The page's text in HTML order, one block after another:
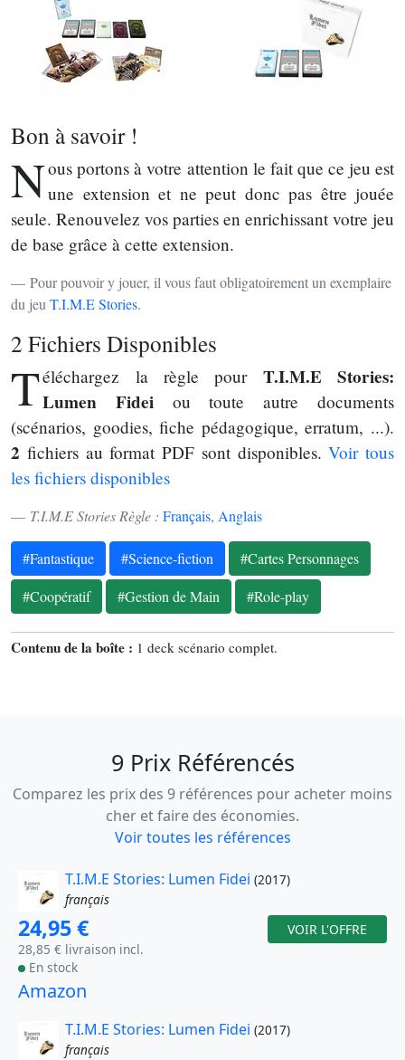
Bon à savoir !
Nous portons à votre attention le fait que ce jeu est
une extension et ne peut donc pas être jouée
seule. Renouvelez vos parties en enrichissant votre jeu
de base grâce à cette extension.
Pour pouvoir y jouer, il vous faut obligatoirement un exemplaire
du jeuT.I.M.E Stories.
2 Fichiers Disponibles
Téléchargez la règle pour T.I.M.E Stories:
Lumen Fideiou toute autre documents
(scénarios, goodies, fiche pédagogique, erratum, ...).
2 fichiers au format PDF sont disponibles.Voir tous
les fichiers disponibles
T.I.M.E Stories Règle : Français, Anglais
#Fantastique #Science-fiction
#Cartes Personnages
#Coopératif
#Gestion de Main #Role-play
Contenu de la boîte : 1 deck scénario complet.
9 Prix Référencés
Comparez les prix des 9 références pour acheter moins
cher et faire des économies.
Voir toutes les références
T.I.M.E Stories: Lumen Fidei (2017)
français
24,95 €
28,85 € livraison incl.
En stock
VOIR L'OFFRE
Amazon
T.I.M.E Stories: Lumen Fidei (2017)
français